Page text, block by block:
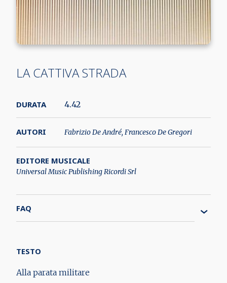
LA CATTIVA STRADA
DURATA 4.42
AUTORI Fabrizio De André, Francesco De Gregori
EDITORE MUSICALE
Universal Music Publishing Ricordi Srl
FAQ
TESTO
Alla parata militare